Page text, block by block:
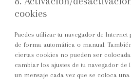
cookies
Puedes utilizar tu navegador de
de forma automática o manual.
ciertas cookies no pueden ser
cambiar los ajustes de tu navegador de
un mensaje cada vez que se coloca